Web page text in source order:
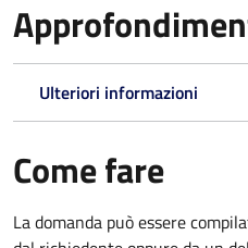
Ulteriori informazioni
Come fare
La domanda può essere